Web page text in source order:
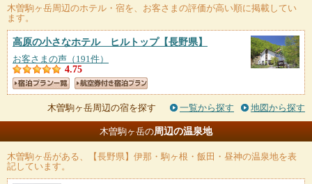
木曽駒ヶ岳周辺のホテル・宿を、お客さまの評価が高い順に掲載してい
ます。
高原の小さなホテル ヒルトップ【長野県】
お客さまの声（191件）
4.75
木曽駒ヶ岳周辺の宿を探す 一覧から探す 地図から探す
木曽駒ヶ岳の周辺の温泉地
木曽駒ヶ岳がある、【長野県】伊那・駒ヶ根・飯田・昼神の温泉地を表
記しています。